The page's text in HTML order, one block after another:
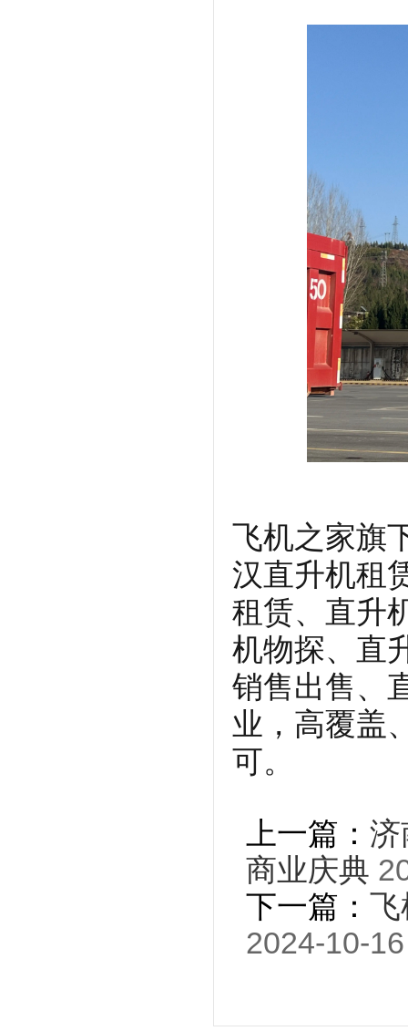
飞机之家旗
汉直升机租
租赁、直升
机物探、直
销售出售、
业，高覆盖
可。
上一篇： 济
商业庆典
下一篇： 飞
2024-10-